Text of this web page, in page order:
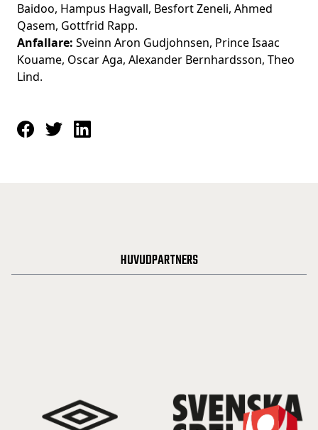
Baidoo, Hampus Hagvall, Besfort Zeneli, Ahmed
Qasem, Gottfrid Rapp.
Anfallare: Sveinn Aron Gudjohnsen, Prince Isaac
Kouame, Oscar Aga, Alexander Bernhardsson, Theo
Lind.
HUVUDPARTNERS